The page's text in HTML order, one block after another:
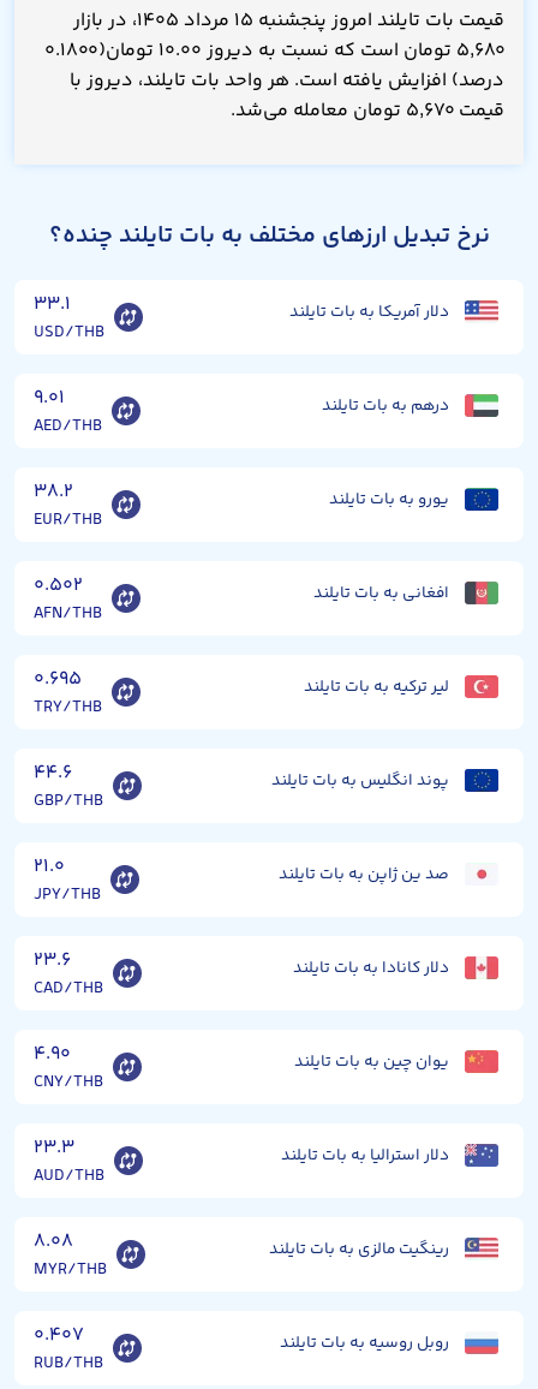
قیمت بات تایلند امروز پنجشنبه ۱۵ مرداد ۱۴۰۵، در بازار
۵,۶۸۰ تومان است که نسبت به دیروز ۱۰.۰۰ تومان(۰.۱۸۰۰
درصد) افزایش یافته است. هر واحد بات تایلند، دیروز با
قیمت ۵,۶۷۰ تومان معامله می‌شد.
نرخ تبدیل ارزهای مختلف به بات تایلند چنده؟
دلار آمریکا به بات تایلند ۳۳.۱
USD/THB
درهم به بات تایلند ۹.۰۱
AED/THB
یورو به بات تایلند ۳۸.۲
EUR/THB
افغانی به بات تایلند ۰.۵۰۲
AFN/THB
لیر ترکیه به بات تایلند ۰.۶۹۵
TRY/THB
پوند انگلیس به بات تایلند ۴۴.۶
GBP/THB
صد ین ژاپن به بات تایلند ۲۱.۰
JPY/THB
دلار کانادا به بات تایلند ۲۳.۶
CAD/THB
یوان چین به بات تایلند ۴.۹۰
CNY/THB
دلار استرالیا به بات تایلند ۲۳.۳
AUD/THB
رینگیت مالزی به بات تایلند ۸.۰۸
MYR/THB
روبل روسیه به بات تایلند ۰.۴۰۷
RUB/THB